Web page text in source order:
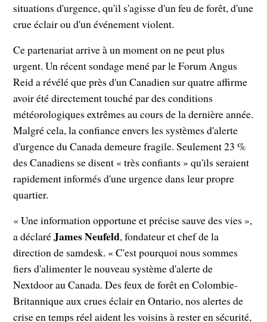
situations d'urgence, qu'il s'agisse d'un feu de forêt, d'une
crue éclair ou d'un événement violent.
Ce partenariat arrive à un moment on ne peut plus
urgent. Un récent sondage mené par le Forum Angus
Reid a révélé que près d'un Canadien sur quatre affirme
avoir été directement touché par des conditions
météorologiques extrêmes au cours de la dernière année.
Malgré cela, la confiance envers les systèmes d'alerte
d'urgence du Canada demeure fragile. Seulement 23 %
des Canadiens se disent « très confiants » qu'ils seraient
rapidement informés d'une urgence dans leur propre
quartier.
« Une information opportune et précise sauve des vies »,
a déclaréJames Neufeld, fondateur et chef de la
direction de samdesk. « C'est pourquoi nous sommes
fiers d'alimenter le nouveau système d'alerte de
Nextdoor au Canada. Des feux de forêt en Colombie-
Britannique aux crues éclair en Ontario, nos alertes de
crise en temps réel aident les voisins à rester en sécurité,